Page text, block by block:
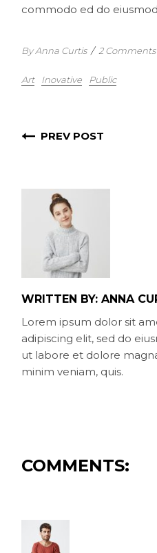
commodo ed do
By Anna Curtis / 2 Comments
Art Inovative Public
PREV POST
WRITTEN BY: ANNA
Lorem ipsum dolor sit
adipiscing elit, sed do
ut labore et dolore
minim veniam, quis.
COMMENTS: